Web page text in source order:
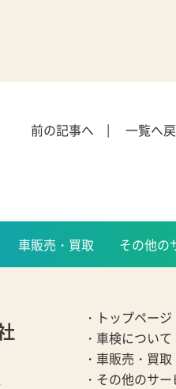
前の記事へ | 一覧へ
車販売・買取 その他の
・トップページ
・車検について
・車販売・買取
・その他のサー